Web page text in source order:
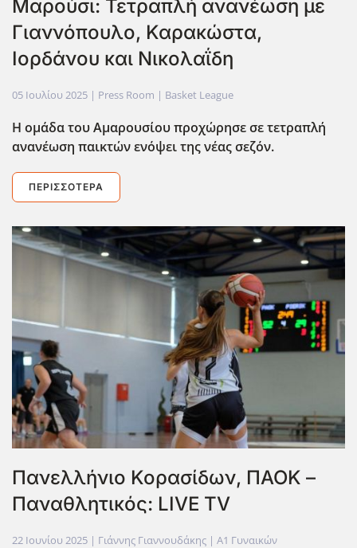
Μαρούσι: Τετραπλή ανανέωση με
Γιαννόπουλο, Καρακώστα,
Ιορδάνου και Νικολαΐδη
05 Ιουλίου 2025 | Press Room | Basket League
Η ομάδα του Αμαρουσίου προχώρησε σε τετραπλή
ανανέωση παικτών ενόψει της νέας σεζόν.
ΠΕΡΙΣΣΌΤΕΡΑ
Πανελλήνιο Κορασίδων, ΠΑΟΚ –
Παναθλητικός: LIVE TV
22 Ιουνίου 2025 | Γιάννης Γιαννουδάκης | Α1 Γυναικών